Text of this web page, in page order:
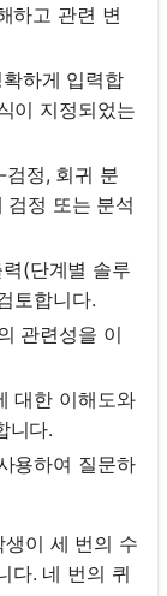
하고 관련 변
하게 입력합
이 지정되었는
정, 회귀 분
검정 또는 분석
(단계별 솔루
토합니다.
관련성을 이
대한 이해도와
니다.
용하여 질문하
이 세 번의 수
다. 네 번의 퀴